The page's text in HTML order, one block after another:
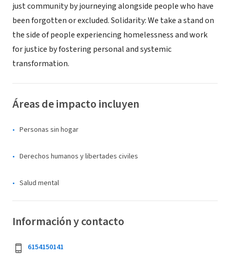
just community by journeying alongside people who have
been forgotten or excluded. Solidarity: We take a stand on
the side of people experiencing homelessness and work
for justice by fostering personal and systemic
transformation.
Áreas de impacto incluyen
Personas sin hogar
Derechos humanos y libertades civiles
Salud mental
Información y contacto
6154150141